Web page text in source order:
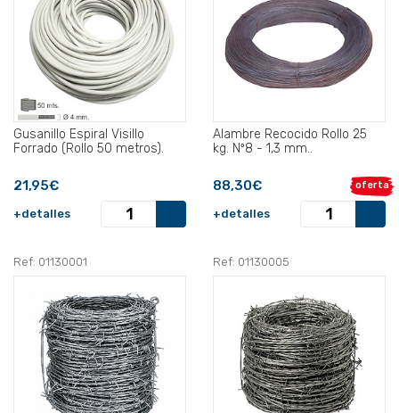
Gusanillo Espiral Visillo
Forrado (Rollo 50 metros).
21,95€
+detalles
Alambre Recocido Rollo 25
kg. Nº8 - 1,3 mm..
oferta
88,30€
+detalles
Ref: 01130001 Ref: 01130005